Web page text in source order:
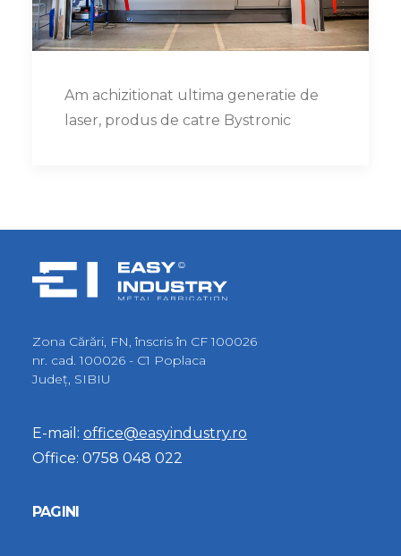
Am achizitionat ultima generatie de
laser, produs de catre Bystronic
Zona Cărări, FN, înscris în CF 100026
nr. cad. 100026 - C1 Poplaca
Judeţ, SIBIU
E-mail: office@easyindustry.ro
Office: 0758 048 022
PAGINI